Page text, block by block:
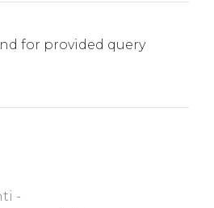
for provided query